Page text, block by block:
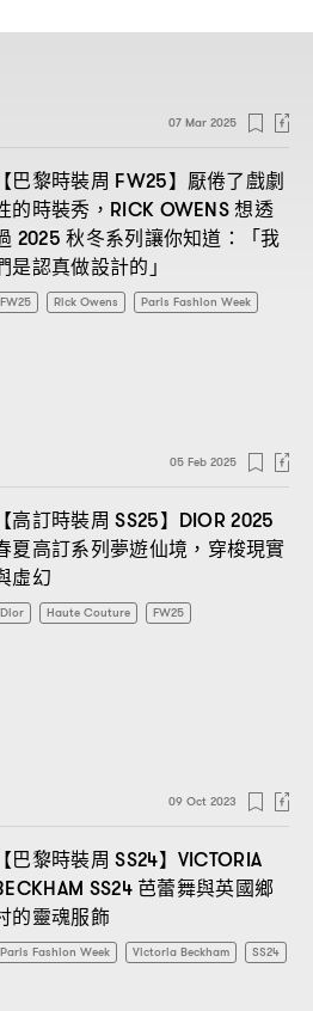
07 Mar 2025
【巴黎時裝周 FW25】厭倦了戲劇
的時裝秀 ，RICK OWENS想透
2025秋冬系列讓你知道 ：
「我
是認真做設計的」
FW25 Rick Owens Paris Fashion Week
05 Feb 2025
【高訂時裝周 SS25】 DIOR 2025
夏高訂系列夢遊仙境 ， 穿梭現實
虛幻
Dior Haute Couture FW25
09 Oct 2023
【巴黎時裝周 SS24】 VICTORIA
SS24 芭蕾舞與英國鄉
的靈魂服飾
Paris Fashion Week Victoria Beckham SS24